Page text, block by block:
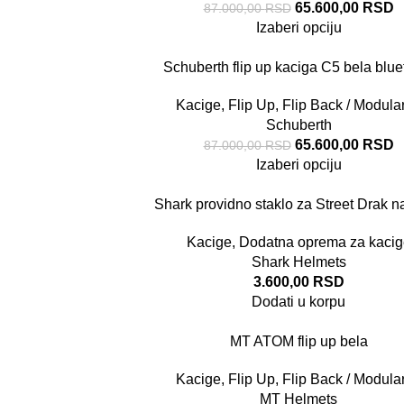
87.000,00RSD 65.600,00 RSD
Izaberi opciju
Schuberth flip up kaciga C5 bela
Kacige, Flip Up, Flip Back /
Schuberth
87.000,00RSD 65.600,00 RSD
Izaberi opciju
Shark providno staklo za Street Drak
Kacige, Dodatna oprema za
Shark Helmets
3.600,00 RSD
Dodati u korpu
MT ATOM flip up bela
Kacige, Flip Up, Flip Back /
MT Helmets